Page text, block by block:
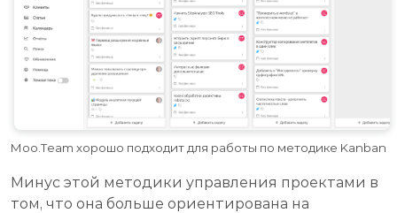
Moo.Team хорошо подходит для работы по методике Kanban
Минус этой методики управления проектами в
том, что она больше ориентирована на